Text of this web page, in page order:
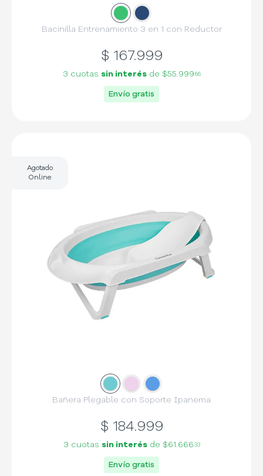
Slide 1
Slide
Bacinilla Entrenamiento 3 en 1 con Reductor
$ 167.999
3 cuotas sin interésde $55.999 66
Envío gratis
Agotado
Online
Slide Slide 2
Slide
Bañera Plegable con Soporte Ipanema
$ 184.999
3 cuotas sin interésde $61.666 33
Envío gratis